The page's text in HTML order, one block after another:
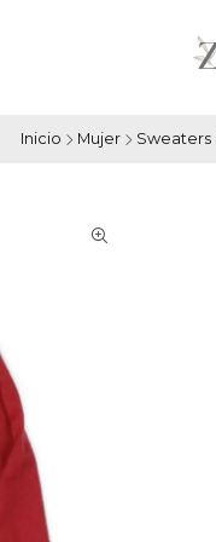
Inicio Mujer Sweaters